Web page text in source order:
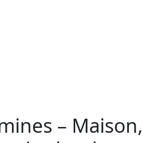
– Maison,